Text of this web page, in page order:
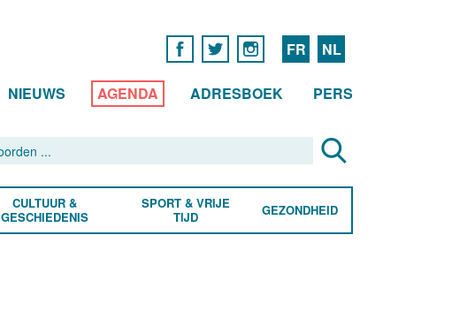
FR NL
NIEUWS AGENDA ADRESBOEK PERS
CULTUUR &
GESCHIEDENIS
SPORT & VRIJE
TIJD
GEZONDHEID